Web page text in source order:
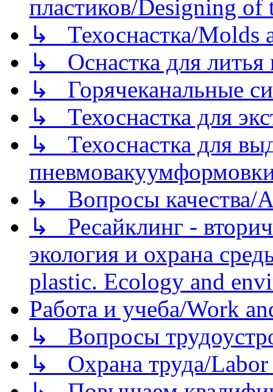
пластиков/Designing of
↳ Техоснастка/Molds
↳ Оснастка для литья
↳ Горячеканальные
↳ Техоснастка для
↳ Техоснастка для
↳ Вопросы качества/
↳ Ресайклинг -
экология и охрана
plastic. Ecology and
Работа и учеба/Work
↳ Вопросы
↳ Охрана труда/Labor